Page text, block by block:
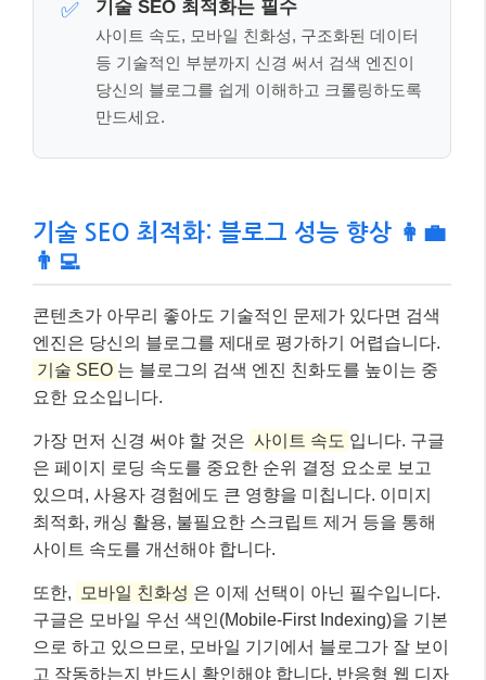
콘텐츠가 아무리 좋아도 기술적인 문제가 있다면 검색
엔진은 당신의 블로그를 제대로 평가하기 어렵습니다.
기술 SEO 는 블로그의 검색 엔진 친화도를 높이는 중
요한 요소입니다.
가장 먼저 신경 써야 할 것은 사이트 속도 입니다. 구글
최적화, 캐싱 활용, 불필요한 스크립트 제거 등을 통해
사이트 속도를 개선해야 합니다.
또한, 모바일 친화성 은 이제 선택이 아닌 필수입니다.
구글은 모바일 우선 색인(Mobile-First Indexing)을 기본
으로 하고 있으므로, 모바일 기기에서 블로그가 잘 보이
고 작동하는지 반드시 확인해야 합니다. 반응형 웹 디자
마지막으로, 구조화된 데이터(Structured Data) 를 활용
하여 검색 엔진이 콘텐츠의 의미를 더 잘 이해하도록 돕
는 것이 좋습니다. FAQ 스키마, Article 스키마 등을 적
용하면 검색 결과에 풍부한 스니펫(Rich Snippets)으로
📌 알아두세요!
구글 서치 콘솔(Google Search Console)은 블로